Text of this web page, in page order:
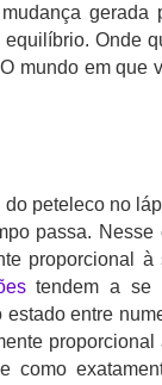
gerada
Onde
mundo em que
do peteleco no
passa. Nesse
proporcional à
tendem a se
entre
como